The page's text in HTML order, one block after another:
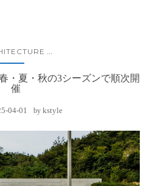
・夏・秋の3シーズンで順次開
催
04-01 by kstyle